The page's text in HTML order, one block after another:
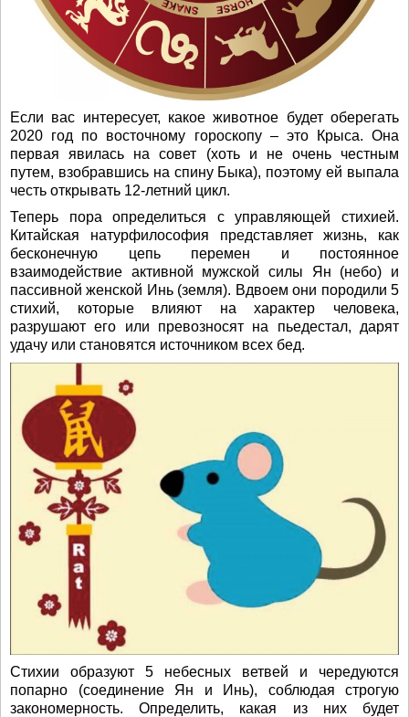
Если вас интересует, какое животное будет оберегать
2020 год по восточному гороскопу – это Крыса. Она
первая явилась на совет (хоть и не очень честным
путем, взобравшись на спину Быка), поэтому ей выпала
честь открывать 12-летний цикл.
Теперь пора определиться с управляющей стихией.
Китайская натурфилософия представляет жизнь, как
бесконечную цепь перемен и постоянное
взаимодействие активной мужской силы Ян (небо) и
пассивной женской Инь (земля). Вдвоем они породили 5
стихий, которые влияют на характер человека,
разрушают его или превозносят на пьедестал, дарят
удачу или становятся источником всех бед.
Стихии образуют 5 небесных ветвей и чередуются
попарно (соединение Ян и Инь), соблюдая строгую
закономерность. Определить, какая из них будет